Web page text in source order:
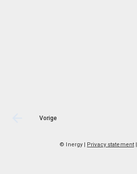
Vorige
© Inergy | Privacy statement|